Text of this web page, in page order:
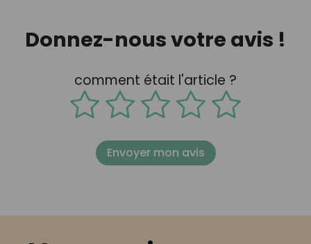
Donnez-nous votre avis !
comment était l'article ?
Envoyer mon avis